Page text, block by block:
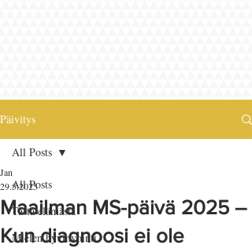
Päivitys
All Posts
Tästä elämästä
Mielen hyvinvointi
All Posts
Maailman MS-päivä 2025 –
Kun diagnoosi ei ole
Jan
29.5.2025